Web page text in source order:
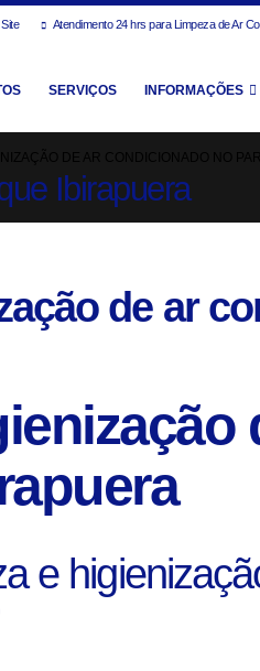
Atendimento 24 hrs para Limpeza de Ar
SERVIÇOS INFORMAÇÕES
Ibirapuera
de ar
e